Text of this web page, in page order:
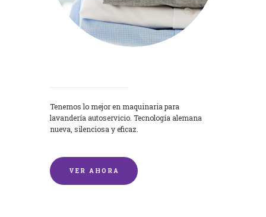
Tenemos lo mejor en maquinaria para
lavandería autoservicio. Tecnología alemana
nueva, silenciosa y eficaz.
VER AHORA